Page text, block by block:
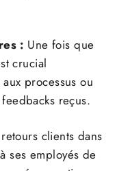
: Une fois que
crucial
processus ou
reçus.
clients dans
ses employés de